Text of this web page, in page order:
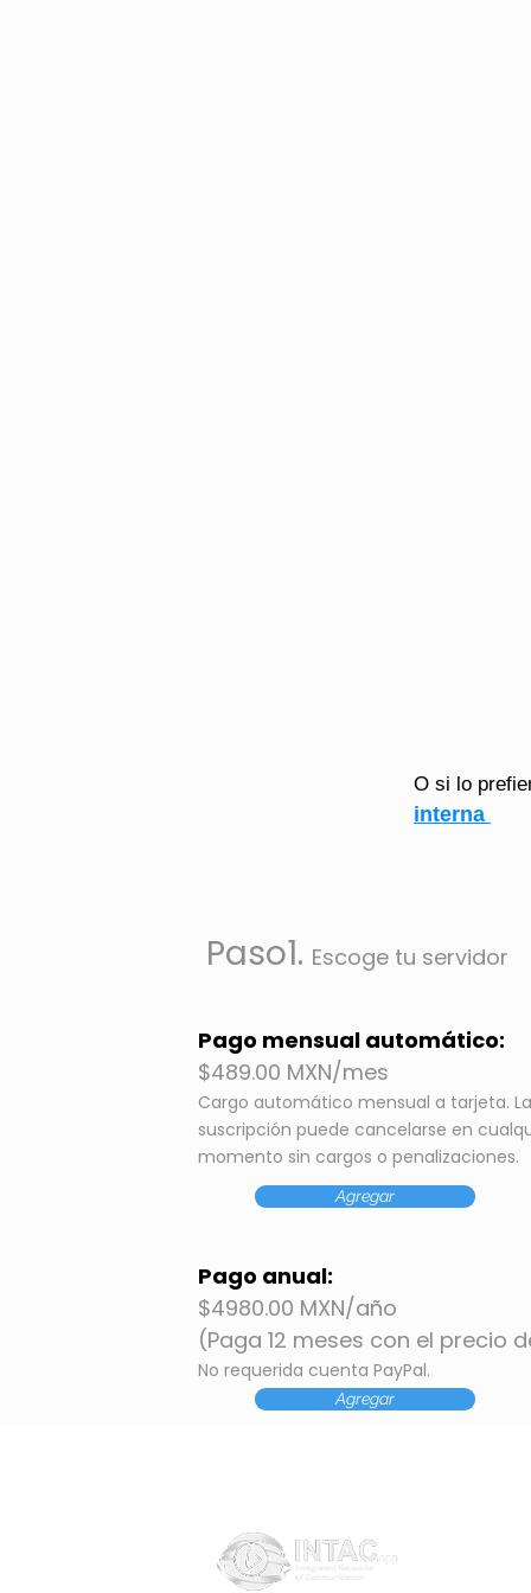
O si lo
interna
Paso1. Escoge tu servidor
Pago mensual automático:
$489.00 MXN/mes
Cargo automático mensual a tarjeta. La
suscripción puede cancelarse en
momento sin cargos o penalizaciones.
Agregar
Pago anual:
$4980.00 MXN/año
(Paga 12 meses con el precio
No requerida cuenta PayPal.
Agregar